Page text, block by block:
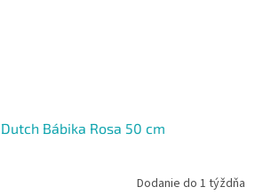
Bábika Rosa 50 cm
Dodanie do 1 týždňa